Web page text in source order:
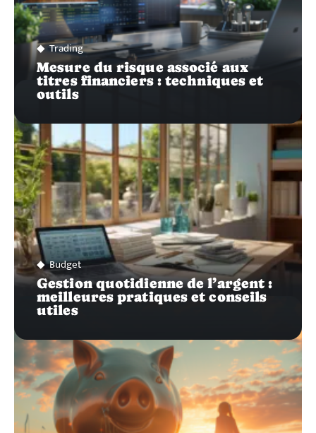
Trading
Mesure du risque associé aux
titres financiers : techniques et
outils
Budget
Gestion quotidienne de l’argent :
meilleures pratiques et conseils
utiles